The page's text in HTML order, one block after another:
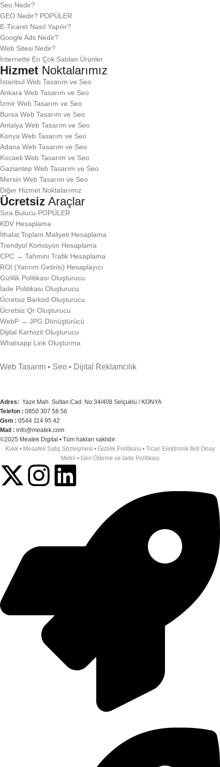
Seo Nedir?
GEO Nedir? POPÜLER
E-Ticaret Nasıl Yapılır?
Google Ads Nedir?
Web Sitesi Nedir?
İnternette En Çok Satılan Ürünler
Hizmet Noktalarımız
İstanbul Web Tasarım ve Seo
Ankara Web Tasarım ve Seo
İzmir Web Tasarım ve Seo
Bursa Web Tasarım ve Seo
Antalya Web Tasarım ve Seo
Konya Web Tasarım ve Seo
Adana Web Tasarım ve Seo
Kocaeli Web Tasarım ve Seo
Gaziantep Web Tasarım ve Seo
Mersin Web Tasarım ve Seo
Diğer Hizmet Noktalarımız
Ücretsiz Araçlar
Sıra Bulucu POPÜLER
KDV Hesaplama
İthalat Toplam Maliyeti Hesaplama
Trendyol Komisyon Hesaplama
CPC → Tahmini Trafik Hesaplama
ROI (Yatırım Getirisi) Hesaplayıcı
Gizlilik Politikası Oluşturucu
İade Politikası Oluşturucu
Ücretsiz Barkod Oluşturucu
Ücretsiz Qr Oluşturucu
WebP → JPG Dönüştürücü
Dijital Kartvizit Oluşturucu
Whatsapp Link Oluşturma
Web Tasarım • Seo • Dijital Reklamcılık
Adres: Yazır Mah. Sultan Cad. No:34/408 Selçuklu / KONYA
Telefon : 0850 307 58 56
Gsm : 0544 114 95 42
Mail : info@meatek.com
©2025 Meatek Digital • Tüm hakları saklıdır.
Kvkk• Mesafeli Satış Sözleşmesi • Gizlilik Politikası • Ticari Elektronik İleti Onay
Metni • Geri Ödeme ve İade Politikası